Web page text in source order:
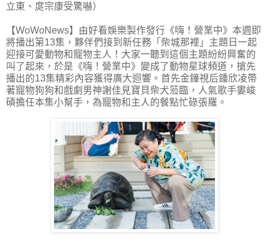
立東、庹宗康受驚嚇）
【WoWoNews】由好看娛樂製作發行《嗨！營業中》本週即
將播出第13集，夥伴們接到新任務「柴城那裡」主題日一起
迎接可愛動物和寵物主人！大家一聽到這個主題紛紛興奮的
叫了起來，於是《嗨！營業中》變成了動物星球頻道，搶先
播出的13集精彩內容獲得廣大迴響。首先金鐘視后鍾欣凌帶
著寵物狗狗和戲劇男神謝佳見寶貝柴犬蒞臨，人氣歌手婁峻
碩擔任本集小幫手，為寵物和主人的餐點忙碌張羅。